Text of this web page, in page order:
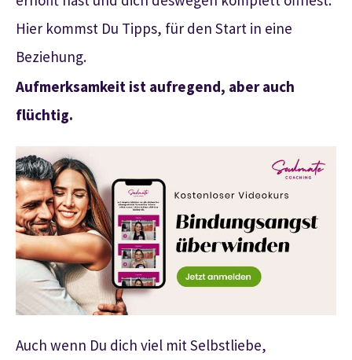
Hier kommst Du Tipps, für den Start in eine
Beziehung.
Aufmerksamkeit ist aufregend, aber auch
flüchtig.
Auch wenn Du dich viel mit Selbstliebe,